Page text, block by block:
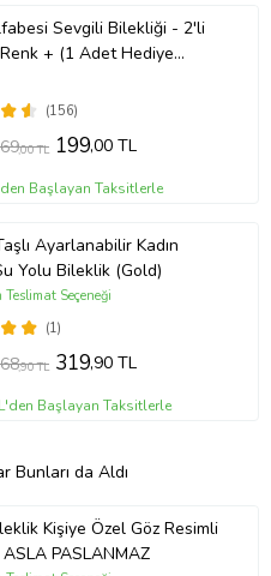
Sevgili Bilekliği - 2'li
+ (1 Adet Hediye
(156)
,00 TL 199,00 TL
Başlayan Taksitlerle
Ayarlanabilir Kadın
Yolu Bileklik (Gold)
(1)
Seçeneği
,90 TL 319,90 TL
Başlayan Taksitlerle
Bunları da Aldı
Kişiye Özel Göz Resimli
ASLA PASLANMAZ